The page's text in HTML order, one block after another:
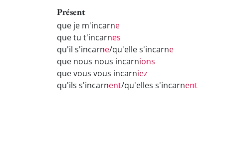
Présent
que je m'incarne
que tu t'incarnes
qu'il s'incarne/qu'elle s'incarne
que nous nous incarnions
que vous vous incarniez
qu'ils s'incarnent/qu'elles s'incarnent